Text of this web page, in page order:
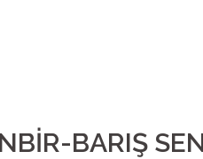
BARIŞ